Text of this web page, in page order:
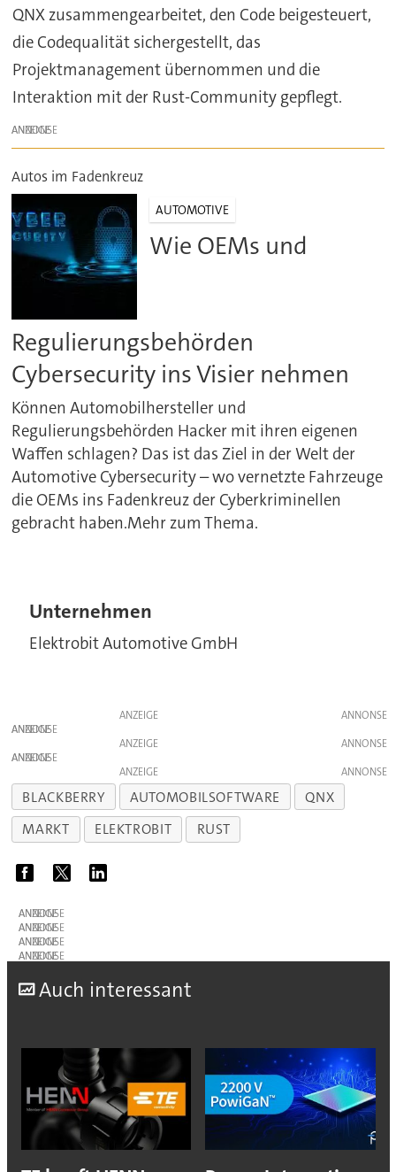
QNX zusammengearbeitet, den Code beigesteuert,
die Codequalität sichergestellt, das
Projektmanagement übernommen und die
Interaktion mit der Rust-Community gepflegt.
ANZEIGE
Autos im Fadenkreuz
AUTOMOTIVE
Wie OEMs und
Regulierungsbehörden
Cybersecurity ins Visier nehmen
Können Automobilhersteller und
Regulierungsbehörden Hacker mit ihren eigenen
Waffen schlagen? Das ist das Ziel in der Welt der
Automotive Cybersecurity – wo vernetzte Fahrzeuge
die OEMs ins Fadenkreuz der Cyberkriminellen
gebracht haben.Mehr zum Thema.
Unternehmen
Elektrobit Automotive GmbH
ANZEIGE
ANZEIGE
ANZEIGE
ANZEIGE
ANZEIGE
BLACKBERRY AUTOMOBILSOFTWARE
QNX
MARKT
ELEKTROBIT RUST
ANZEIGE
ANZEIGE
ANZEIGE
ANZEIGE
Auch interessant